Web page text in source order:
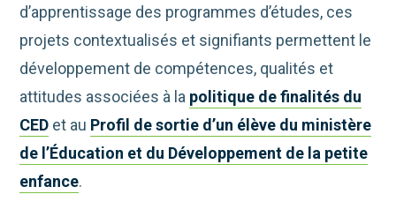
d’apprentissage des programmes d’études, ces
projets contextualisés et signifiants permettent le
développement de compétences, qualités et
attitudes associées à la politique de finalités du
CED et au Profil de sortie d’un élève du ministère
de l’Éducation et du Développement de la petite
enfance.